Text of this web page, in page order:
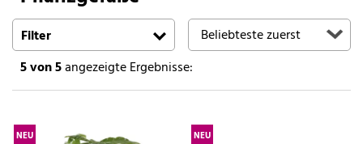
Suchen
Filter
5von 5angezeigte Ergebnisse:
NEU NEU